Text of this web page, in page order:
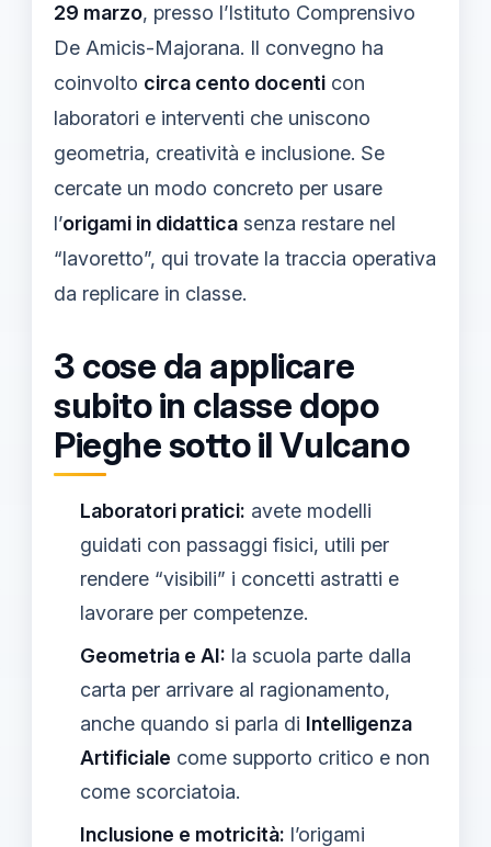
29 marzo, presso l’Istituto Comprensivo
De Amicis-Majorana. Il convegno ha
coinvolto circa cento docenti con
laboratori e interventi che uniscono
geometria, creatività e inclusione. Se
cercate un modo concreto per usare
l’origami in didattica senza restare nel
“lavoretto”, qui trovate la traccia operativa
da replicare in classe.
3 cose da applicare
subito in classe dopo
Pieghe sotto il Vulcano
Laboratori pratici: avete modelli
guidati con passaggi fisici, utili per
rendere “visibili” i concetti astratti e
lavorare per competenze.
Geometria e AI: la scuola parte dalla
carta per arrivare al ragionamento,
anche quando si parla di Intelligenza
Artificiale come supporto critico e non
come scorciatoia.
Inclusione e motricità: l’origami